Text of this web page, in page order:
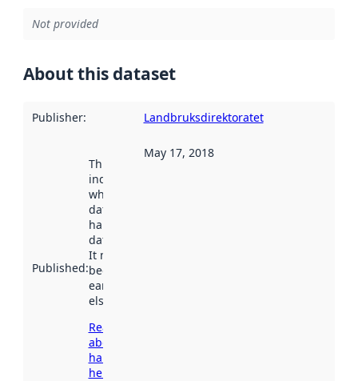
Not provided
About this dataset
Publisher: Landbruksdirektoratet
Published:
This date
indicates
when the
dataset was
harvested by
data.norge.no.
It may have
been available
earlier
elsewhere.
Read more
about
harvesting
here
May 17, 2018